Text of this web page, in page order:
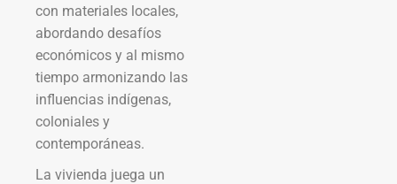
con materiales locales,
abordando desafíos
económicos y al mismo
tiempo armonizando las
influencias indígenas,
coloniales y
contemporáneas.
La vivienda juega un